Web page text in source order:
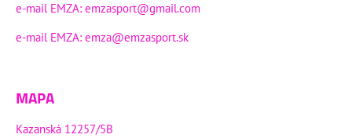
e-mail EMZA: emzasport@gmail.com
e-mail EMZA: emza@emzasport.sk
MAPA
Kazanská 12257/5B